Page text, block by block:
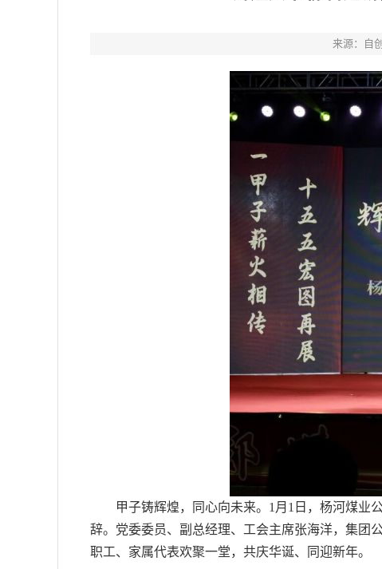
来源：自创
甲子铸辉煌，同心向未来。1月1日，杨河煤业
辞。党委委员、副总经理、工会主席张海洋，集团
职工、家属代表欢聚一堂，共庆华诞、同迎新年。